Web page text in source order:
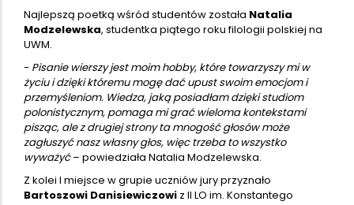
Najlepszą poetką wśród studentów została Natalia
Modzelewska, studentka piątego roku filologii polskiej na
UWM.
- Pisanie wierszy jest moim hobby, które towarzyszy mi w
życiu i dzięki któremu mogę dać upust swoim emocjom i
przemyśleniom. Wiedza, jaką posiadłam dzięki studiom
polonistycznym, pomaga mi grać wieloma kontekstami
pisząc, ale z drugiej strony ta mnogość głosów może
zagłuszyć nasz własny głos, więc trzeba to wszystko
wyważyć– powiedziała Natalia Modzelewska.
Z kolei I miejsce w grupie uczniów jury przyznało
Bartoszowi Danisiewiczowi z II LO im. Konstantego